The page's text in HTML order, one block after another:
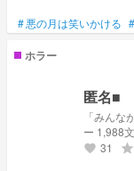
#悪の月は笑いかける #
ホラー
匿名■
「みんな
ー 1,988
favorite 31 grade